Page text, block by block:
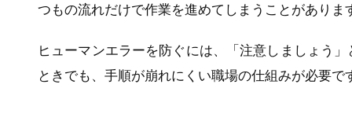
つもの流れだけで作業を進めてしまうことがありま
ヒューマンエラーを防ぐには、「注意しましょう
ときでも、手順が崩れにくい職場の仕組みが必要で